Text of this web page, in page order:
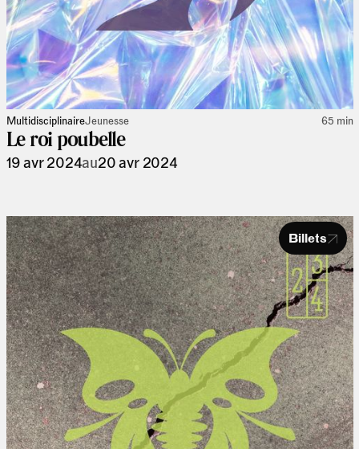
MultidisciplinaireJeunesse 65 min
Le roi poubelle
19 avr 2024au20 avr 2024
Billets